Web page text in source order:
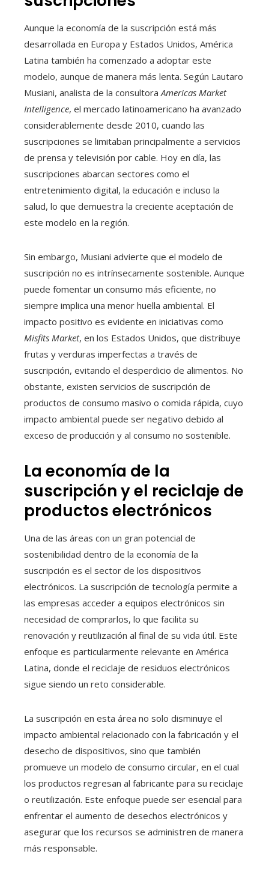
Aunque la economía de la suscripción está más
desarrollada en Europa y Estados Unidos, América
Latina también ha comenzado a adoptar este
modelo, aunque de manera más lenta. Según Lautaro
Musiani, analista de la consultora Americas Market
Intelligence, el mercado latinoamericano ha avanzado
considerablemente desde 2010, cuando las
suscripciones se limitaban principalmente a servicios
de prensa y televisión por cable. Hoy en día, las
suscripciones abarcan sectores como el
entretenimiento digital, la educación e incluso la
salud, lo que demuestra la creciente aceptación de
este modelo en la región.
Sin embargo, Musiani advierte que el modelo de
suscripción no es intrínsecamente sostenible. Aunque
puede fomentar un consumo más eficiente, no
siempre implica una menor huella ambiental. El
impacto positivo es evidente en iniciativas como
Misfits Market, en los Estados Unidos, que distribuye
frutas y verduras imperfectas a través de
suscripción, evitando el desperdicio de alimentos. No
obstante, existen servicios de suscripción de
productos de consumo masivo o comida rápida, cuyo
impacto ambiental puede ser negativo debido al
exceso de producción y al consumo no sostenible.
La economía de la
suscripción y el reciclaje de
productos electrónicos
Una de las áreas con un gran potencial de
sostenibilidad dentro de la economía de la
suscripción es el sector de los dispositivos
electrónicos. La suscripción de tecnología permite a
las empresas acceder a equipos electrónicos sin
necesidad de comprarlos, lo que facilita su
renovación y reutilización al final de su vida útil. Este
enfoque es particularmente relevante en América
Latina, donde el reciclaje de residuos electrónicos
sigue siendo un reto considerable.
La suscripción en esta área no solo disminuye el
impacto ambiental relacionado con la fabricación y el
desecho de dispositivos, sino que también
promueve un modelo de consumo circular, en el cual
los productos regresan al fabricante para su reciclaje
o reutilización. Este enfoque puede ser esencial para
enfrentar el aumento de desechos electrónicos y
asegurar que los recursos se administren de manera
más responsable.